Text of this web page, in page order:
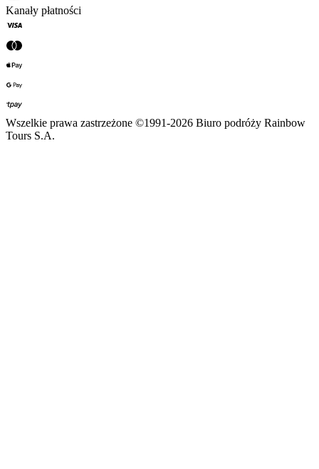
Kanały płatności
Wszelkie prawa zastrzeżone ©1991-2026 Biuro podróży Rainbow
Tours S.A.